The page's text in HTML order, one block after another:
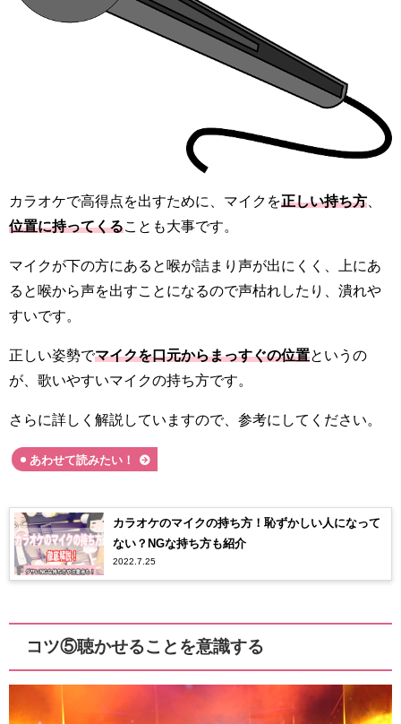
カラオケで高得点を出すために、マイクを正しい持ち方
位置に持ってくる ことも大事です。
マイクが下の方にあると喉が詰まり声が出にくく、上にあ
ると喉から声を出すことになるので声枯れしたり、潰れや
すいです。
正しい姿勢でマイクを口元からまっすぐの位置というの
が、歌いやすいマイクの持ち方です。
さらに詳しく解説していますので、参考にしてください。
あわせて読みたい！
カラオケのマイクの持ち方！恥ずかしい人になって
ない？NGな持ち方も紹介
2022.7.25
コツ⑤聴かせることを意識する